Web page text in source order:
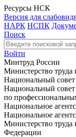
Ресурсы НСК
Версия для
НАРК НСПК
Поиск
Войти
Минтруд России
Министерство
Национальный совет
Национальный
по
Национальное
Национальное
Министерство
Федерации